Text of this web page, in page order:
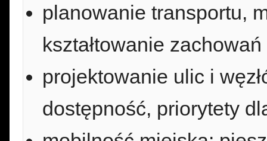
planowanie transportu,
kształtowanie
projektowanie ulic i
dostępność, priorytety